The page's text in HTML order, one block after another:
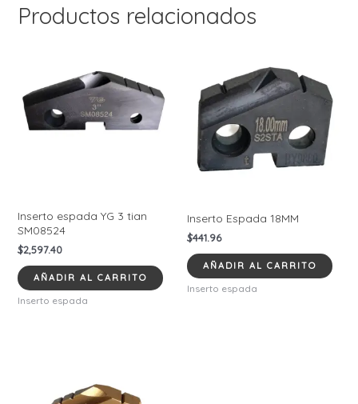
Productos relacionados
Inserto espada YG 3 tian
SM08524
$2,597.40
AÑADIR AL CARRITO
Inserto espada
Inserto Espada 18MM
$441.96
AÑADIR AL CARRITO
Inserto espada